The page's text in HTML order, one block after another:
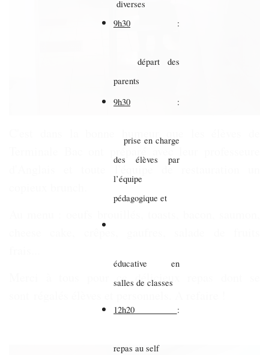
diverses
9h30 :
départ des
parents
9h30 :
prise en charge
des élèves par
l’équipe
pédagogique et
éducative en
salles de classes
12h20 :
repas au self
d'Anglais et toute l'équipe de restauration un
Merci à tous pour ce délicieux repas dont se